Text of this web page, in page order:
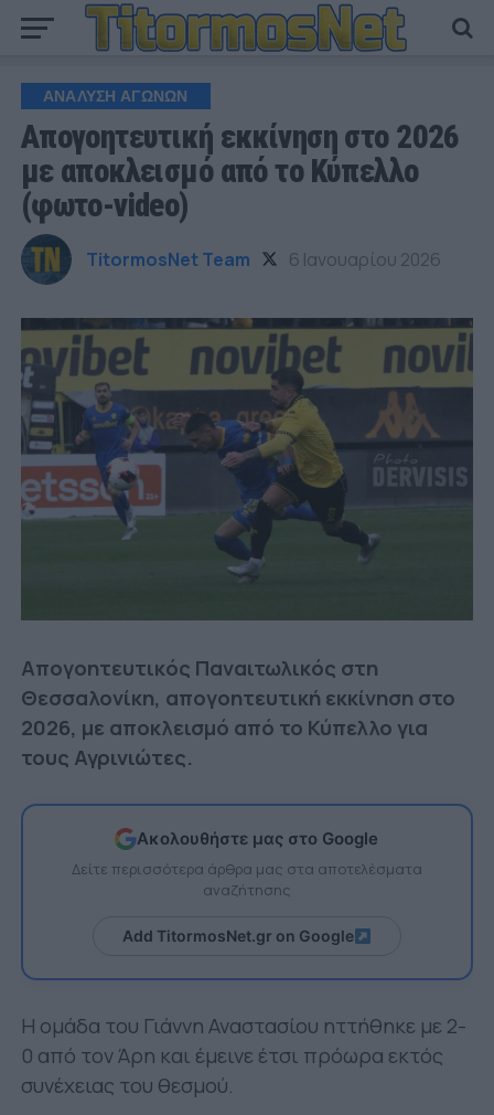
ΑΝΑΛΥΣΗ ΑΓΩΝΩΝ
Απογοητευτική εκκίνηση στο 2026
με αποκλεισμό από το Κύπελλο
(φωτο-video)
TitormosNet Team 6 Ιανουαρίου 2026
Απογοητευτικός Παναιτωλικός στη
Θεσσαλονίκη, απογοητευτική εκκίνηση στο
2026, με αποκλεισμό από το Κύπελλο για
τους Αγρινιώτες.
Ακολουθήστε μας στο Google
Δείτε περισσότερα άρθρα μας στα αποτελέσματα
αναζήτησης
Add TitormosNet.gr on Google
Η ομάδα του Γιάννη Αναστασίου ηττήθηκε με 2-
0 από τον Άρη και έμεινε έτσι πρόωρα εκτός
συνέχειας του θεσμού.